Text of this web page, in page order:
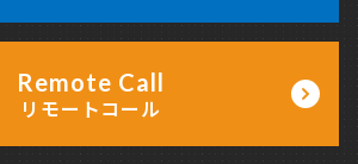
Remote Call
リモートコール